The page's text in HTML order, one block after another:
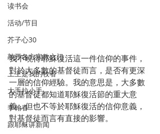
读书会
活动/节目
芥子心30
敲开各方宗教之门
上主是我的牧者
大手拉小手
李翰春
跟耶稣讲新闻
我不曉得耶穌復活這一件信仰的事件，
對於大多數的基督徒而言，是否有更深
一層的信仰經驗。我的意思是，大多數
的基督徒都知道耶穌復活節的重大意
義，但也不等於耶穌復活的信仰意義，
對基督徒而言有直接的影響。